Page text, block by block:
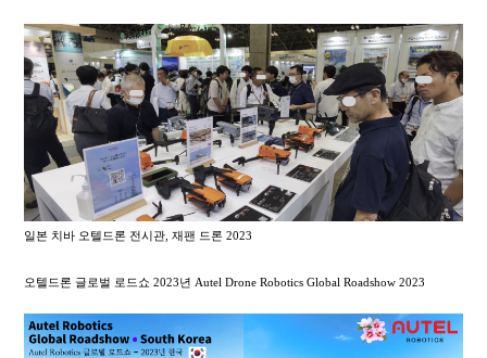
일본 치바 오텔드론 전시관, 재팬 드론 2023
오텔드론 글로벌 로드쇼 2023년 Autel Drone Robotics Global Roadshow 2023